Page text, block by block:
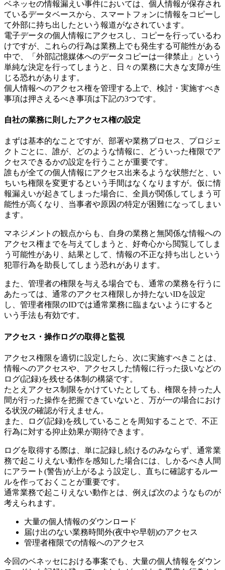
ベネッセの情報漏えい事件においては、個人情報が保存され
ているデータベースから、スマートフォンに情報をコピーし
て外部に持ち出したという報道がなされています。
電子データの個人情報にアクセスし、コピーを行っているわ
けですが、これらの行為は業務上でも発生する可能性がある
中で、「外部記憶媒体へのデータコピーは一律禁止」という
単純な決定を行ってしまうと、日々の業務に大きな支障が生
じる恐れがあります。
個人情報へのアクセス権を管理する上で、検討・実施すべき
事項は押さえるべき事項は下記の3つです。
自社の業務に則したアクセス権の設定
まずは基本的なことですが、部署や業務プロセス、プロジェ
クトごとに、誰が、どのような情報に、どういった権限でア
クセスできるかの設定を行うことが重要です。
誰もが全ての個人情報にアクセス出来るような状態だと、い
ちいち権限を変更するという手間はなくなりますが。仮に情
報漏えいが起きてしまった場合に、全員が関係してしまう可
能性が高くなり、当事者や原因の特定が困難になってしまい
ます。
マネジメントの観点からも、自身の業務と無関係な情報への
アクセス権までを与えてしまうと、好奇心から閲覧してしま
う可能性があり、結果として、情報の不正な持ち出しという
犯罪行為を助長してしまう恐れがあります。
また、管理者の権限を与える場合でも、通常の業務を行うに
あたっては、通常のアクセス権限しか持たないIDを設定
し、管理者権限のIDでは通常業務に臨まないようにすると
いう手法も有効です。
アクセス・操作ログの取得と監視
アクセス権限を適切に設定したら、次に実施すべきことは、
情報へのアクセスや、アクセスした情報に行った扱いなどの
ログ(記録)を残せる体制の構築です。
たとえアクセス制限をかけていたとしても、権限を持った人
間が行った操作を把握できていないと、万が一の場合におけ
る状況の確認が行えません。
また、ログ(記録)を残していることを周知することで、不正
行為に対する抑止効果が期待できます。
ログを取得する際は、単に記録し続けるのみならず、通常業
務で起こりえない動作を感知した場合には、しかるべき人間
にアラート(警告)が上がるよう設定し、直ちに確認するルー
ルを作っておくことが重要です。
通常業務で起こりえない動作とは、例えば次のようなものが
考えられます。
大量の個人情報のダウンロード
届け出のない業務時間外(夜中や早朝)のアクセス
管理者権限での情報へのアクセス
今回のベネッセにおける事案でも、大量の個人情報をダウン